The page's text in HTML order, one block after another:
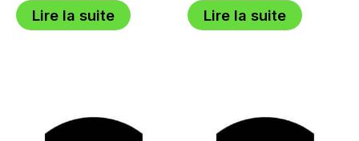
Lire la suite Lire la suite